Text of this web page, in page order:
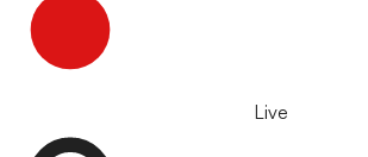
Live